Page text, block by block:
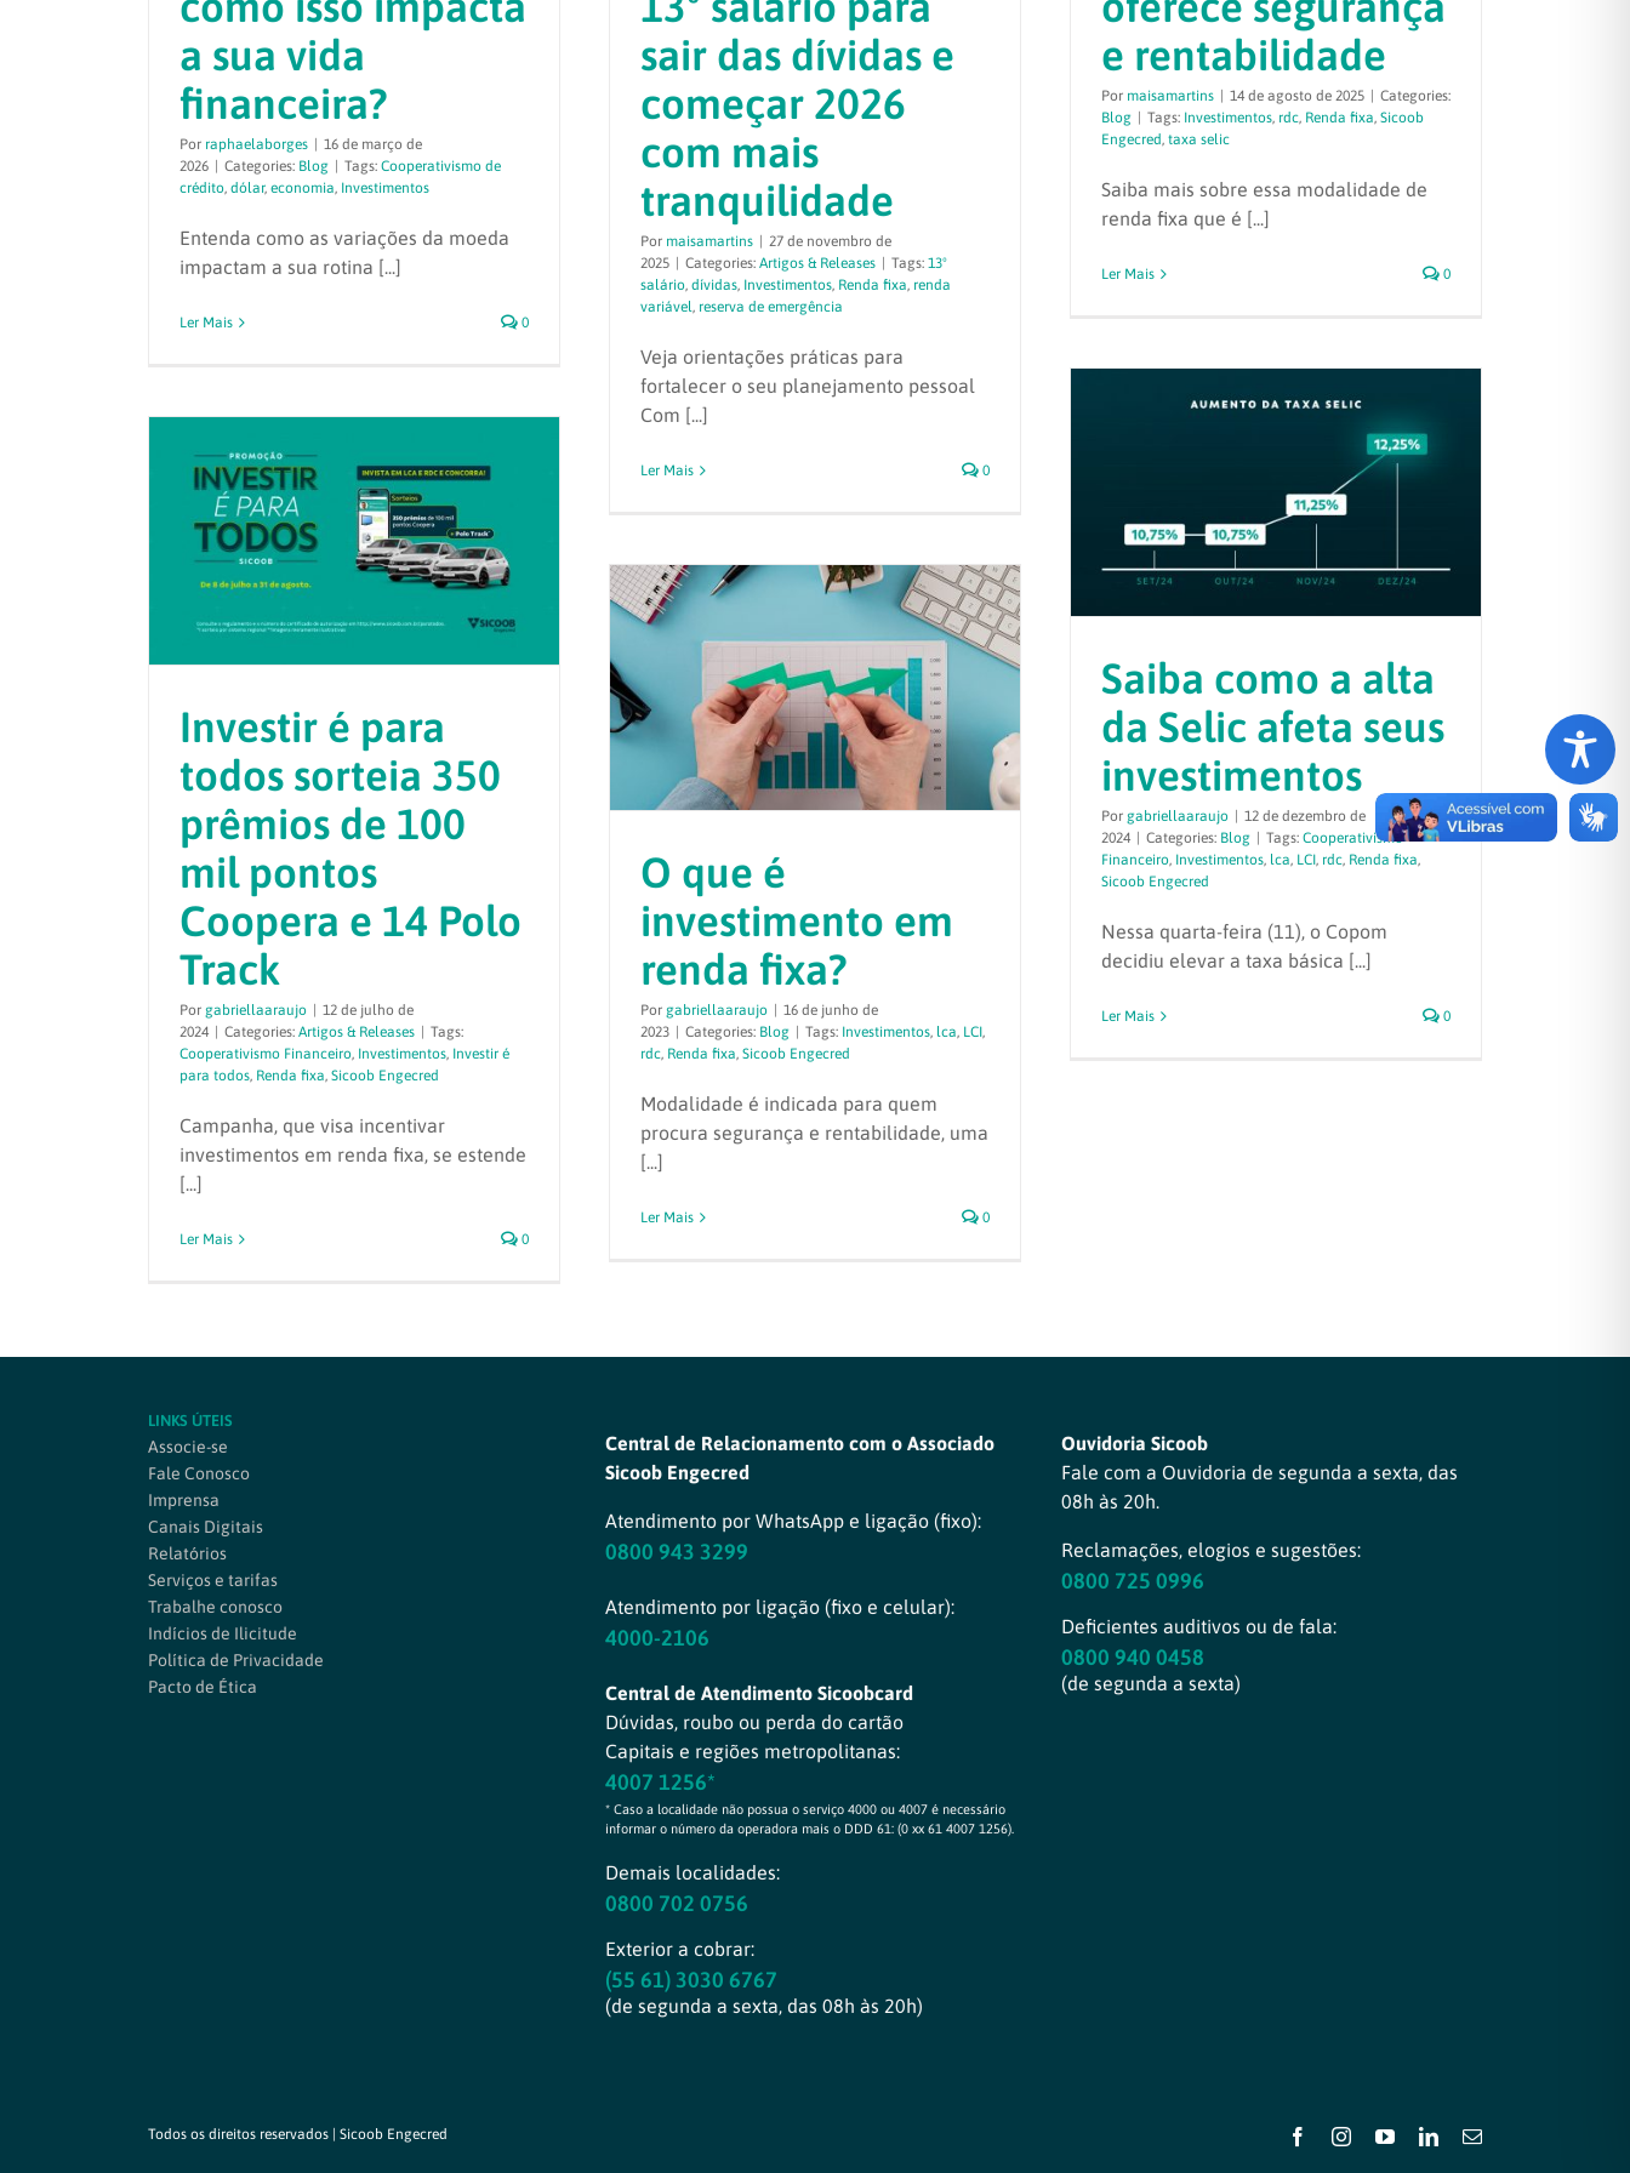
a sua vida
financeira?
Por raphaelaborges | 16 de março de
2026 | Categories: Blog | Tags: Cooperativismo de
crédito, dólar, economia, Investimentos
Entenda como as variações da moeda
impactam a sua rotina [...]
Ler Mais 0
sair das dívidas e
começar 2026
com mais
tranquilidade
Por maisamartins | 27 de novembro de
2025 | Categories: Artigos & Releases | Tags: 13º
salário, dívidas, Investimentos, Renda fixa, renda
variável , reserva de emergência
Veja orientações práticas para
fortalecer o seu planejamento pessoal
Com [...]
Ler Mais 0
e rentabilidade
Por maisamartins | 14 de agosto de 2025 | Categories:
Blog | Tags: Investimentos, rdc, Renda fixa, Sicoob
Engecred, taxa selic
Saiba mais sobre essa modalidade de
renda fixa que é [...]
Ler Mais 0
Saiba como a alta
da Selic afeta seus
investimentos
Por gabriellaaraujo | 12 de dezembro de
2024 | Categories: Blog | Tags: Cooperativismo
Financeiro, Investimentos, lca, LCI, rdc, Renda fixa,
Sicoob Engecred
Nessa quarta-feira (11), o Copom
decidiu elevar a taxa básica [...]
Ler Mais 0
Investir é para
todos sorteia 350
prêmios de 100
mil pontos
Coopera e 14 Polo
Track
Por gabriellaaraujo | 12 de julho de
2024 | Categories: Artigos & Releases | Tags:
Cooperativismo Financeiro, Investimentos, Investir é
para todos, Renda fixa, Sicoob Engecred
Campanha, que visa incentivar
investimentos em renda fixa, se estende
[...]
Ler Mais 0
O que é
investimento em
renda fixa?
Por gabriellaaraujo
16 de junho de
2023
Categories: Blog Tags: Investimentos, lca, LCI,
rdc, Renda fixa, Sicoob Engecred
Modalidade é indicada para quem
procura segurança e rentabilidade, uma
[...]
Ler Mais 0
LINKS ÚTEIS
Associe-se
Fale Conosco
Imprensa
Canais Digitais
Relatórios
Serviços e tarifas
Trabalhe conosco
Indícios de Ilicitude
Política de Privacidade
Pacto de Ética
Central de Relacionamento com o Associado
Sicoob Engecred
Atendimento por WhatsApp e ligação (fixo):
0800 943 3299
Atendimento por ligação (fixo e celular):
4000-2106
Central de Atendimento Sicoobcard
Dúvidas, roubo ou perda do cartão
Capitais e regiões metropolitanas:
4007 1256*
* Caso a localidade não possua o serviço 4000 ou 4007 é necessário
informar o número da operadora mais o DDD 61: (0 xx 61 4007 1256).
Demais localidades:
0800 702 0756
Exterior a cobrar:
(55 61) 3030 6767
(de segunda a sexta, das 08h às 20h)
Ouvidoria Sicoob
Fale com a Ouvidoria de segunda a sexta, das
08h às 20h.
Reclamações, elogios e sugestões:
0800 725 0996
Deficientes auditivos ou de fala:
0800 940 0458
(de segunda a sexta)
Todos os direitos reservados | Sicoob Engecred FacebookInstagramYouTubeLinkedIn
E-